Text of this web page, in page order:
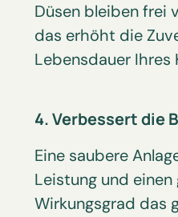
Düsen bleiben frei
das erhöht die
Lebens­dauer Ihres
4. Verbessert die
Eine saubere
Leistung und
Wirkungs­grad das